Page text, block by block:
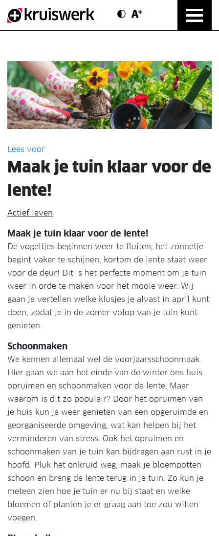
Direct door naar content
Contrast modus
Text vergroten
Lees voor
Maak je tuin klaar voor de
lente!
Actief leven
Maak je tuin klaar voor de lente!
De vogeltjes beginnen weer te fluiten, het zonnetje
begint vaker te schijnen, kortom de lente staat weer
voor de deur! Dit is het perfecte moment om je tuin
weer in orde te maken voor het mooie weer. Wij
gaan je vertellen welke klusjes je alvast in april kunt
doen, zodat je in de zomer volop van je tuin kunt
genieten.
Schoonmaken
We kennen allemaal wel de voorjaarsschoonmaak.
Hier gaan we aan het einde van de winter ons huis
opruimen en schoonmaken voor de lente. Maar
waarom is dit zo populair? Door het opruimen van
je huis kun je weer genieten van een opgeruimde en
georganiseerde omgeving, wat kan helpen bij het
verminderen van stress. Ook het opruimen en
schoonmaken van je tuin kan bijdragen aan rust in je
hoofd. Pluk het onkruid weg, maak je bloempotten
schoon en breng de lente terug in je tuin. Zo kun je
meteen zien hoe je tuin er nu bij staat en welke
bloemen of planten je er graag aan toe zou willen
voegen.